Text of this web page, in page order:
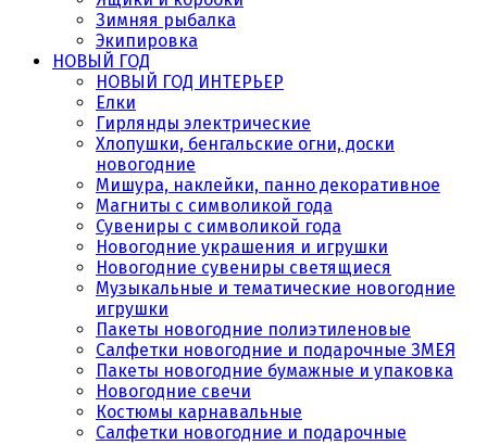
Зимняя рыбалка
Экипировка
НОВЫЙ ГОД
НОВЫЙ ГОД ИНТЕРЬЕР
Елки
Гирлянды электрические
Хлопушки, бенгальские огни, доски
новогодние
Мишура, наклейки, панно декоративное
Магниты с символикой года
Сувениры с символикой года
Новогодние украшения и игрушки
Новогодние сувениры светящиеся
Музыкальные и тематические новогодние
игрушки
Пакеты новогодние полиэтиленовые
Салфетки новогодние и подарочные ЗМЕЯ
Пакеты новогодние бумажные и упаковка
Новогодние свечи
Костюмы карнавальные
Салфетки новогодние и подарочные